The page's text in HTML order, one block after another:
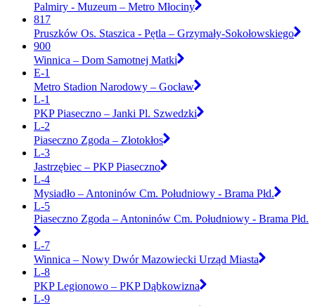
Palmiry - Muzeum – Metro Młociny
817
Pruszków Os. Staszica - Pętla – Grzymały-Sokołowskiego
900
Winnica – Dom Samotnej Matki
E-1
Metro Stadion Narodowy – Gocław
L-1
PKP Piaseczno – Janki Pl. Szwedzki
L-2
Piaseczno Zgoda – Złotokłos
L-3
Jastrzębiec – PKP Piaseczno
L-4
Mysiadło – Antoninów Cm. Południowy - Brama Płd.
L-5
Piaseczno Zgoda – Antoninów Cm. Południowy - Brama Płd.
L-7
Winnica – Nowy Dwór Mazowiecki Urząd Miasta
L-8
PKP Legionowo – PKP Dąbkowizna
L-9